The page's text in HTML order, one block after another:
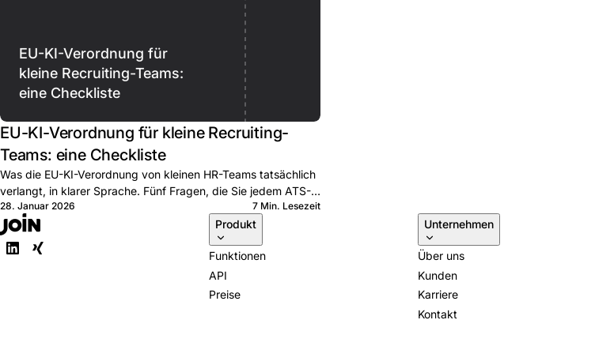
EU-KI-Verordnung für
kleine Recruiting-Teams:
eine Checkliste
EU-KI-Verordnung für kleine Recruiting-
Teams: eine Checkliste
Was die EU-KI-Verordnung von kleinen HR-Teams tatsächlich
verlangt, in klarer Sprache. Fünf Fragen, die Sie jedem ATS-
Anbieter stellen sollten.
28. Januar 2026 7 Min. Lesezeit
Produkt
Funktionen
API
Preise
Unternehmen
Über uns
Kunden
Karriere
Kontakt